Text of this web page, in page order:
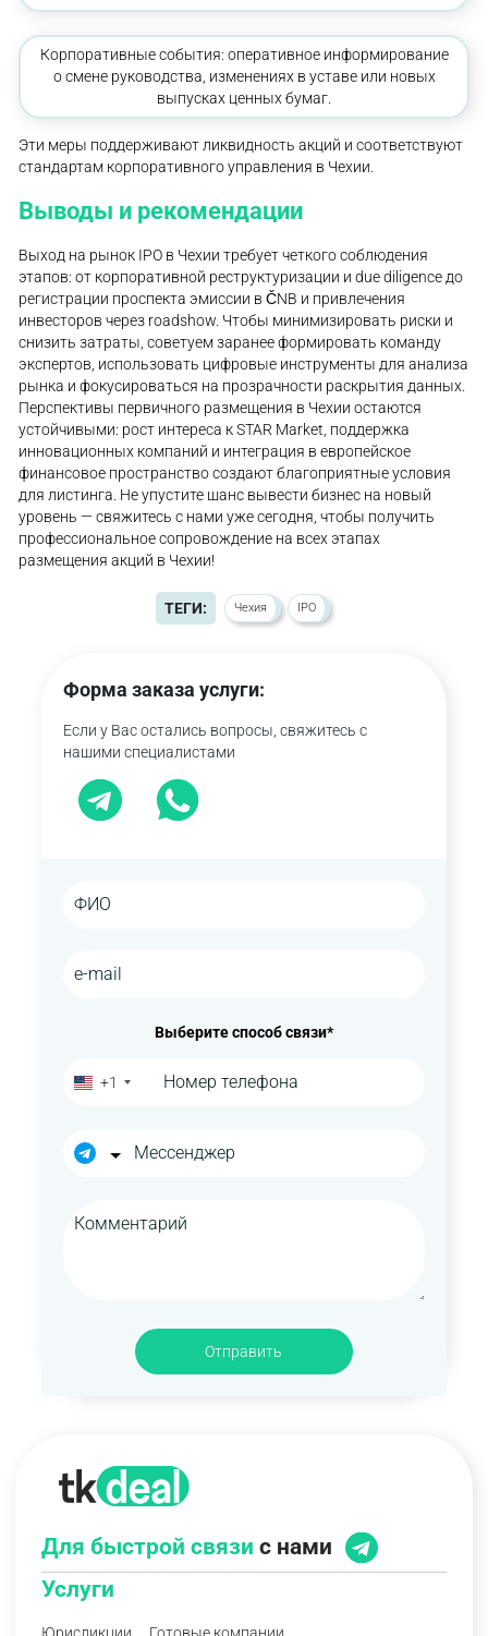
Корпоративные события: оперативное информирование
о смене руководства, изменениях в уставе или новых
выпусках ценных бумаг.
Эти меры поддерживают ликвидность акций и соответствуют
стандартам корпоративного управления в Чехии.
Выводы и рекомендации
Выход на рынок IPO в Чехии требует четкого соблюдения
этапов: от корпоративной реструктуризации и due diligence до
регистрации проспекта эмиссии в ČNB и привлечения
инвесторов через roadshow. Чтобы минимизировать риски и
снизить затраты, советуем заранее формировать команду
экспертов, использовать цифровые инструменты для анализа
рынка и фокусироваться на прозрачности раскрытия данных.
Перспективы первичного размещения в Чехии остаются
устойчивыми: рост интереса к STAR Market, поддержка
инновационных компаний и интеграция в европейское
финансовое пространство создают благоприятные условия
для листинга. Не упустите шанс вывести бизнес на новый
уровень — свяжитесь с нами уже сегодня, чтобы получить
профессиональное сопровождение на всех этапах
размещения акций в Чехии!
ТЕГИ: Чехия IPO
Форма заказа услуги:
Если у Вас остались вопросы, свяжитесь с
нашими специалистами
Выберите способ связи*
+1
Отправить
Услуги
Для быстрой связи с нами